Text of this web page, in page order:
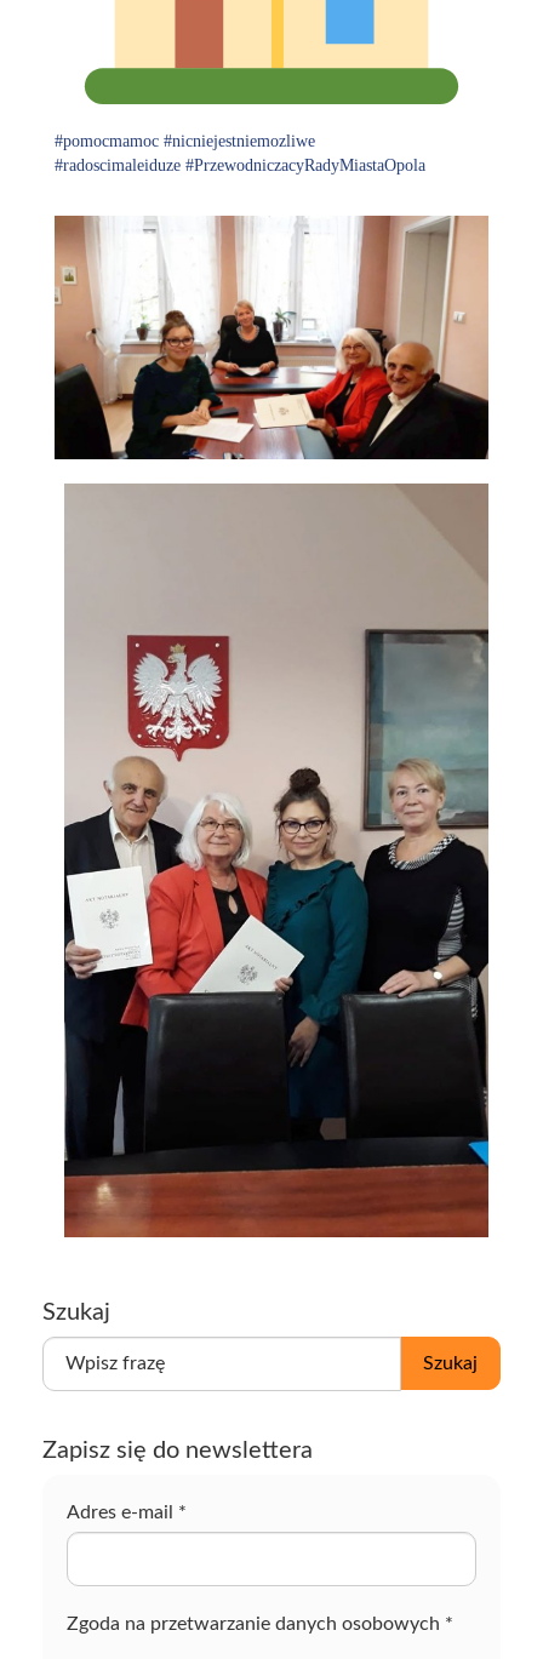
#pomocmamoc #nicniejestniemozliwe
#radoscimaleiduze #PrzewodniczacyRadyMiastaOpola
Szukaj
W
z
Szukaj
Zapisz się do newslettera
Adres e-mail *
Zgoda na przetwarzanie danych osobowych *